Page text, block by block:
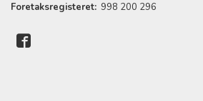
Foretaksregisteret: 998 200 296